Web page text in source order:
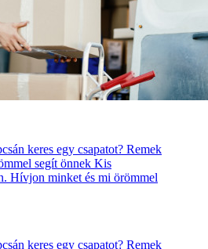
keres egy csapatot? Remek
segít önnek Kis
Hívjon minket és mi örömmel
keres egy csapatot? Remek